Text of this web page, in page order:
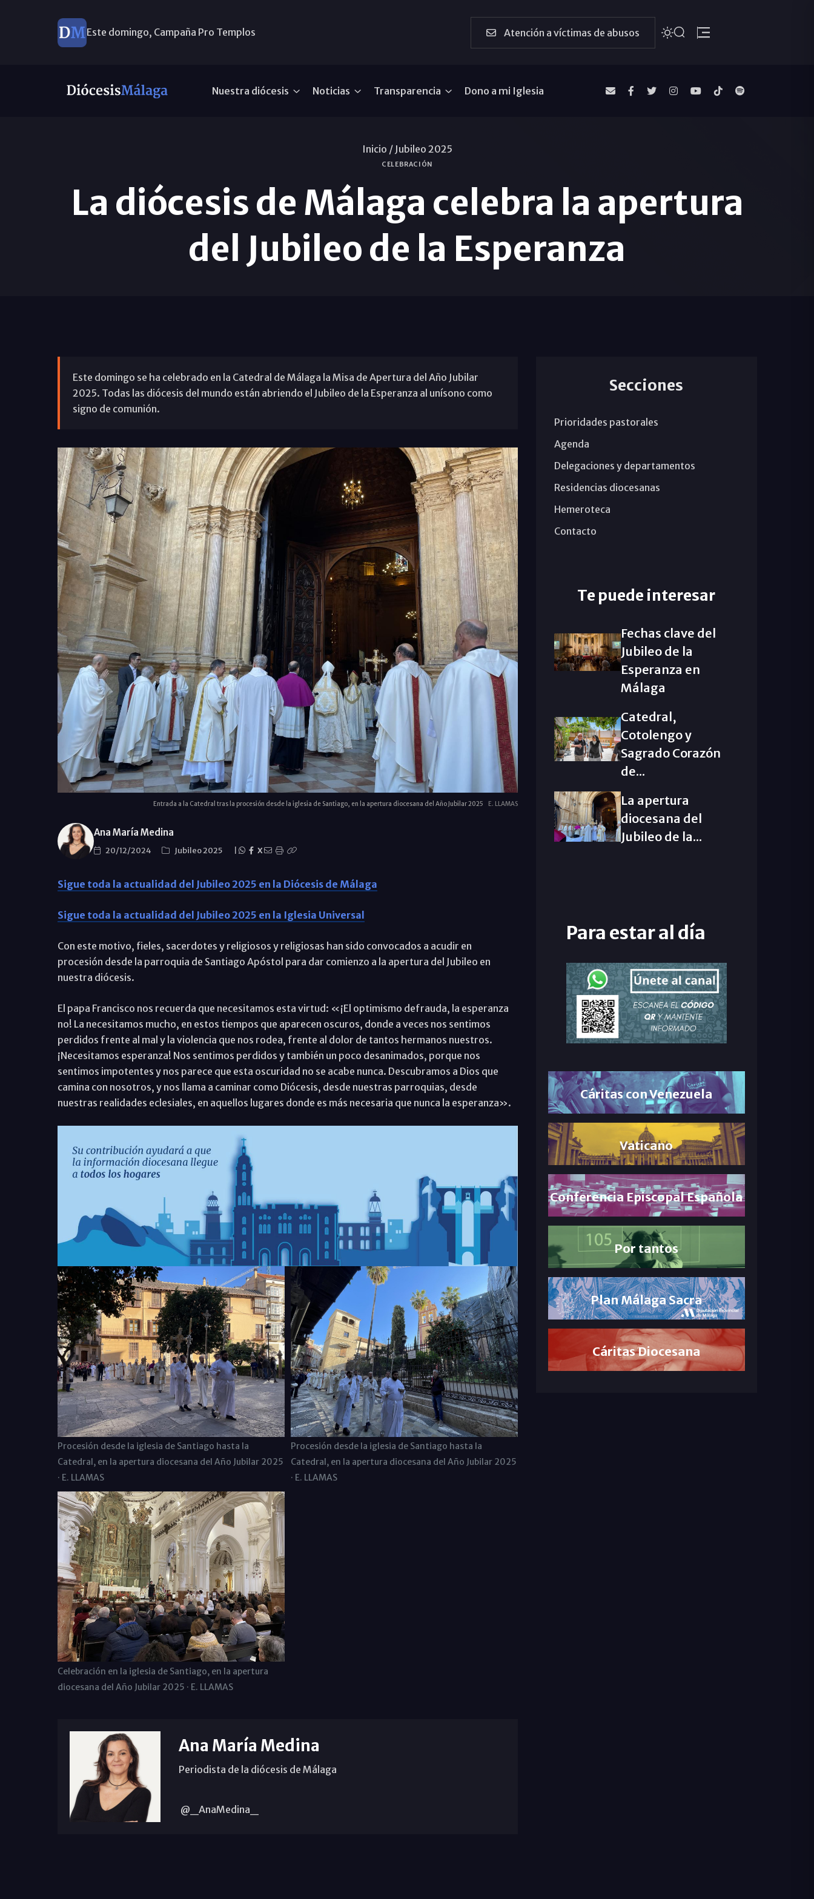
Este domingo, Campaña Pro Templos Atención a víctimas de abusos
Nuestra diócesis Noticias Transparencia Dono a mi Iglesia
Inicio / Jubileo 2025
CELEBRACIÓN
La diócesis de Málaga celebra la apertura
del Jubileo de la Esperanza
Este domingo se ha celebrado en la Catedral de Málaga la Misa de Apertura del Año Jubilar
2025. Todas las diócesis del mundo están abriendo el Jubileo de la Esperanza al unísono como
signo de comunión.
Entrada a la Catedral tras la procesión desde la iglesia de Santiago, en la apertura diocesana del Año Jubilar 2025 E. LLAMAS
Ana María Medina
20/12/2024 Jubileo 2025 X
Sigue toda la actualidad del Jubileo 2025 en la Diócesis de Málaga
Sigue toda la actualidad del Jubileo 2025 en la Iglesia Universal
Con este motivo, fieles, sacerdotes y religiosos y religiosas han sido convocados a acudir en
procesión desde la parroquia de Santiago Apóstol para dar comienzo a la apertura del Jubileo en
nuestra diócesis.
El papa Francisco nos recuerda que necesitamos esta virtud: «¡El optimismo defrauda, la esperanza
no! La necesitamos mucho, en estos tiempos que aparecen oscuros, donde a veces nos sentimos
perdidos frente al mal y la violencia que nos rodea, frente al dolor de tantos hermanos nuestros.
¡Necesitamos esperanza! Nos sentimos perdidos y también un poco desanimados, porque nos
sentimos impotentes y nos parece que esta oscuridad no se acabe nunca. Descubramos a Dios que
camina con nosotros, y nos llama a caminar como Diócesis, desde nuestras parroquias, desde
nuestras realidades eclesiales, en aquellos lugares donde es más necesaria que nunca la esperanza».
Procesión desde la iglesia de Santiago hasta la
Catedral, en la apertura diocesana del Año Jubilar 2025
· E. LLAMAS
Procesión desde la iglesia de Santiago hasta la
Catedral, en la apertura diocesana del Año Jubilar 2025
· E. LLAMAS
Celebración en la iglesia de Santiago, en la apertura
diocesana del Año Jubilar 2025 · E. LLAMAS
Ana María Medina
Periodista de la diócesis de Málaga
@_AnaMedina_
Secciones
Prioridades pastorales
Agenda
Delegaciones y departamentos
Residencias diocesanas
Hemeroteca
Contacto
Te puede interesar
Fechas clave del
Jubileo de la
Esperanza en
Málaga
Catedral,
Cotolengo y
Sagrado Corazón
de...
La apertura
diocesana del
Jubileo de la...
Para estar al día
Cáritas con Venezuela
Vaticano
Conferencia Episcopal Española
Por tantos
Plan Málaga Sacra
Cáritas Diocesana